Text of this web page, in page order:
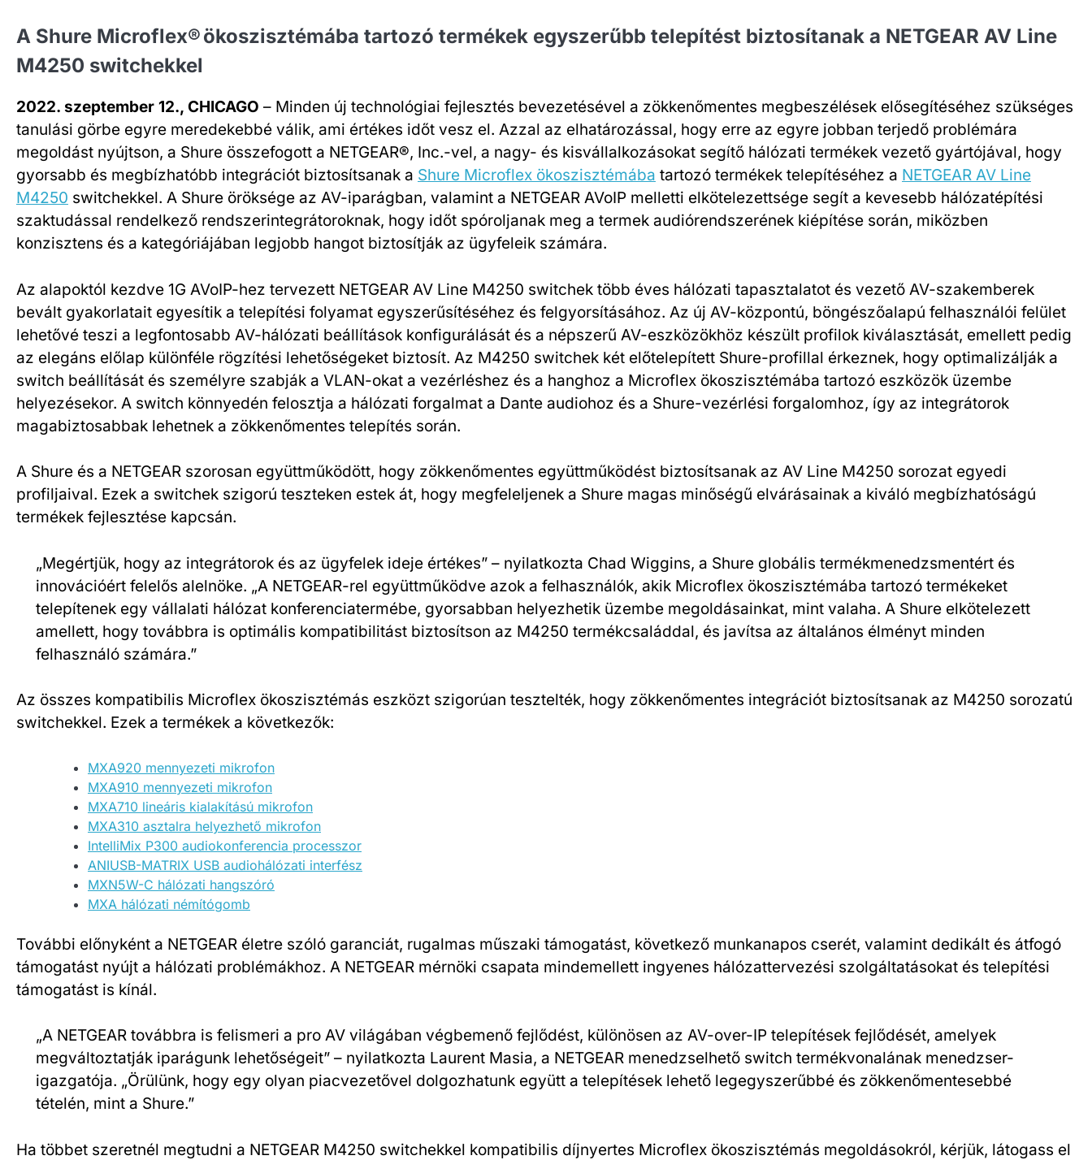
A Shure Microflex® ökoszisztémába tartozó termékek egyszerűbb telepítést biztosítanak a NETGEAR AV Line
M4250 switchekkel
2022. szeptember 12., CHICAGO – Minden új technológiai fejlesztés bevezetésével a zökkenőmentes megbeszélések elősegítéséhez szükséges
tanulási görbe egyre meredekebbé válik, ami értékes időt vesz el. Azzal az elhatározással, hogy erre az egyre jobban terjedő problémára
megoldást nyújtson, a Shure összefogott a NETGEAR®, Inc.-vel, a nagy- és kisvállalkozásokat segítő hálózati termékek vezető gyártójával, hogy
gyorsabb és megbízhatóbb integrációt biztosítsanak a Shure Microflex ökoszisztémába tartozó termékek telepítéséhez a NETGEAR AV Line
M4250 switchekkel. A Shure öröksége az AV-iparágban, valamint a NETGEAR AVoIP melletti elkötelezettsége segít a kevesebb hálózatépítési
szaktudással rendelkező rendszerintegrátoroknak, hogy időt spóroljanak meg a termek audiórendszerének kiépítése során, miközben
konzisztens és a kategóriájában legjobb hangot biztosítják az ügyfeleik számára.
Az alapoktól kezdve 1G AVoIP-hez tervezett NETGEAR AV Line M4250 switchek több éves hálózati tapasztalatot és vezető AV-szakemberek
bevált gyakorlatait egyesítik a telepítési folyamat egyszerűsítéséhez és felgyorsításához. Az új AV-központú, böngészőalapú felhasználói felület
lehetővé teszi a legfontosabb AV-hálózati beállítások konfigurálását és a népszerű AV-eszközökhöz készült profilok kiválasztását, emellett pedig
az elegáns előlap különféle rögzítési lehetőségeket biztosít. Az M4250 switchek két előtelepített Shure-profillal érkeznek, hogy optimalizálják a
switch beállítását és személyre szabják a VLAN-okat a vezérléshez és a hanghoz a Microflex ökoszisztémába tartozó eszközök üzembe
helyezésekor. A switch könnyedén felosztja a hálózati forgalmat a Dante audiohoz és a Shure-vezérlési forgalomhoz, így az integrátorok
magabiztosabbak lehetnek a zökkenőmentes telepítés során.
A Shure és a NETGEAR szorosan együttműködött, hogy zökkenőmentes együttműködést biztosítsanak az AV Line M4250 sorozat egyedi
profiljaival. Ezek a switchek szigorú teszteken estek át, hogy megfeleljenek a Shure magas minőségű elvárásainak a kiváló megbízhatóságú
termékek fejlesztése kapcsán.
„Megértjük, hogy az integrátorok és az ügyfelek ideje értékes” – nyilatkozta Chad Wiggins, a Shure globális termékmenedzsmentért és
innovációért felelős alelnöke. „A NETGEAR-rel együttműködve azok a felhasználók, akik Microflex ökoszisztémába tartozó termékeket
telepítenek egy vállalati hálózat konferenciatermébe, gyorsabban helyezhetik üzembe megoldásainkat, mint valaha. A Shure elkötelezett
amellett, hogy továbbra is optimális kompatibilitást biztosítson az M4250 termékcsaláddal, és javítsa az általános élményt minden
felhasználó számára.”
Az összes kompatibilis Microflex ökoszisztémás eszközt szigorúan tesztelték, hogy zökkenőmentes integrációt biztosítsanak az M4250 sorozatú
switchekkel. Ezek a termékek a következők:
MXA920 mennyezeti mikrofon
MXA910 mennyezeti mikrofon
MXA710 lineáris kialakítású mikrofon
MXA310 asztalra helyezhető mikrofon
IntelliMix P300 audiokonferencia processzor
ANIUSB-MATRIX USB audiohálózati interfész
MXN5W-C hálózati hangszóró
MXA hálózati némítógomb
További előnyként a NETGEAR életre szóló garanciát, rugalmas műszaki támogatást, következő munkanapos cserét, valamint dedikált és átfogó
támogatást nyújt a hálózati problémákhoz. A NETGEAR mérnöki csapata mindemellett ingyenes hálózattervezési szolgáltatásokat és telepítési
támogatást is kínál.
„A NETGEAR továbbra is felismeri a pro AV világában végbemenő fejlődést, különösen az AV-over-IP telepítések fejlődését, amelyek
megváltoztatják iparágunk lehetőségeit” – nyilatkozta Laurent Masia, a NETGEAR menedzselhető switch termékvonalának menedzser-
igazgatója. „Örülünk, hogy egy olyan piacvezetővel dolgozhatunk együtt a telepítések lehető legegyszerűbbé és zökkenőmentesebbé
tételén, mint a Shure.”
Ha többet szeretnél megtudni a NETGEAR M4250 switchekkel kompatibilis díjnyertes Microflex ökoszisztémás megoldásokról, kérjük, látogass el